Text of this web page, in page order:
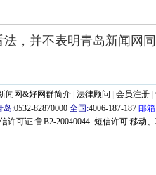
，并不表明青岛新闻网